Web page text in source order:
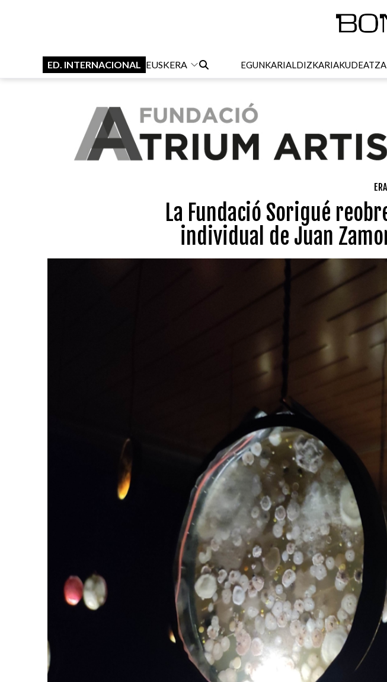
ED. INTERNACIONAL EUSKERA EGUNKARIALDIZKARIA
La Fundació Sorigué
individual de Juan